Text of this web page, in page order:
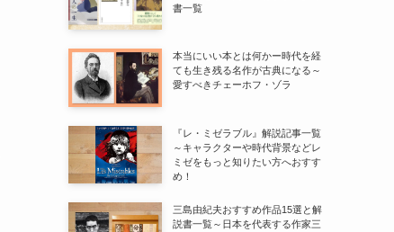
書一覧
本当にいい本とは何かー時代を経
ても生き残る名作が古典になる～
愛すべきチェーホフ・ゾラ
『レ・ミゼラブル』解説記事一覧
～キャラクターや時代背景などレ
ミゼをもっと知りたい方へおすす
め！
三島由紀夫おすすめ作品15選と解
説書一覧～日本を代表する作家三